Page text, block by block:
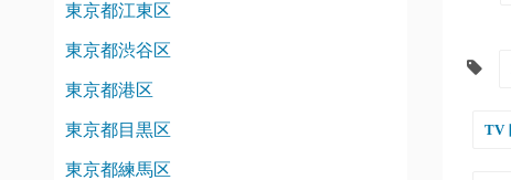
TV
東京都江東区
東京都渋谷区
東京都港区
東京都目黒区
東京都練馬区